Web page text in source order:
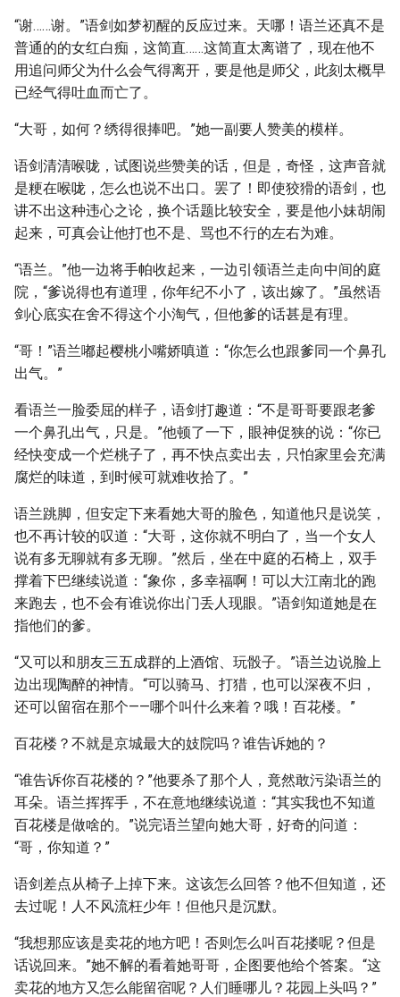
“谢……谢。”语剑如梦初醒的反应过来。天哪！语兰还真不是
普通的的女红白痴，这简直……这简直太离谱了，现在他不
用追问师父为什么会气得离开，要是他是师父，此刻太概早
已经气得吐血而亡了。
“大哥，如何？绣得很捧吧。”她一副要人赞美的模样。
语剑清清喉咙，试图说些赞美的话，但是，奇怪，这声音就
是粳在喉咙，怎么也说不出口。罢了！即使狡猾的语剑，也
讲不出这种违心之论，换个话题比较安全，要是他小妹胡闹
起来，可真会让他打也不是、骂也不行的左右为难。
“语兰。”他一边将手帕收起来，一边引领语兰走向中间的庭
院，“爹说得也有道理，你年纪不小了，该出嫁了。”虽然语
剑心底实在舍不得这个小淘气，但他爹的话甚是有理。
“哥！”语兰嘟起樱桃小嘴娇嗔道：“你怎么也跟爹同一个鼻孔
出气。”
看语兰一脸委屈的样子，语剑打趣道：“不是哥哥要跟老爹
一个鼻孔出气，只是。”他顿了一下，眼神促狭的说：“你已
经快变成一个烂桃子了，再不快点卖出去，只怕家里会充满
腐烂的味道，到时候可就难收拾了。”
语兰跳脚，但安定下来看她大哥的脸色，知道他只是说笑，
也不再计较的叹道：“大哥，这你就不明白了，当一个女人
说有多无聊就有多无聊。”然后，坐在中庭的石椅上，双手
撑着下巴继续说道：“象你，多幸福啊！可以大江南北的跑
来跑去，也不会有谁说你出门丢人现眼。”语剑知道她是在
指他们的爹。
“又可以和朋友三五成群的上酒馆、玩骰子。”语兰边说脸上
边出现陶醉的神情。“可以骑马、打猎，也可以深夜不归，
还可以留宿在那个——哪个叫什么来着？哦！百花楼。”
百花楼？不就是京城最大的妓院吗？谁告诉她的？
“谁告诉你百花楼的？”他要杀了那个人，竟然敢污染语兰的
耳朵。语兰挥挥手，不在意地继续说道：“其实我也不知道
百花楼是做啥的。”说完语兰望向她大哥，好奇的问道：
“哥，你知道？”
语剑差点从椅子上掉下来。这该怎么回答？他不但知道，还
去过呢！人不风流枉少年！但他只是沉默。
“我想那应该是卖花的地方吧！否则怎么叫百花搂呢？但是
话说回来。”她不解的看着她哥哥，企图要他给个答案。“这
卖花的地方又怎么能留宿呢？人们睡哪儿？花园上头吗？”